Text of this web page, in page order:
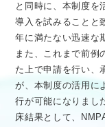
と同時に、本制度を
導入を試みることと
年に満たない迅速な
また、これまで前例
た上で申請を行い、
が、本制度の活用に
行が可能になりまし
床結果として、